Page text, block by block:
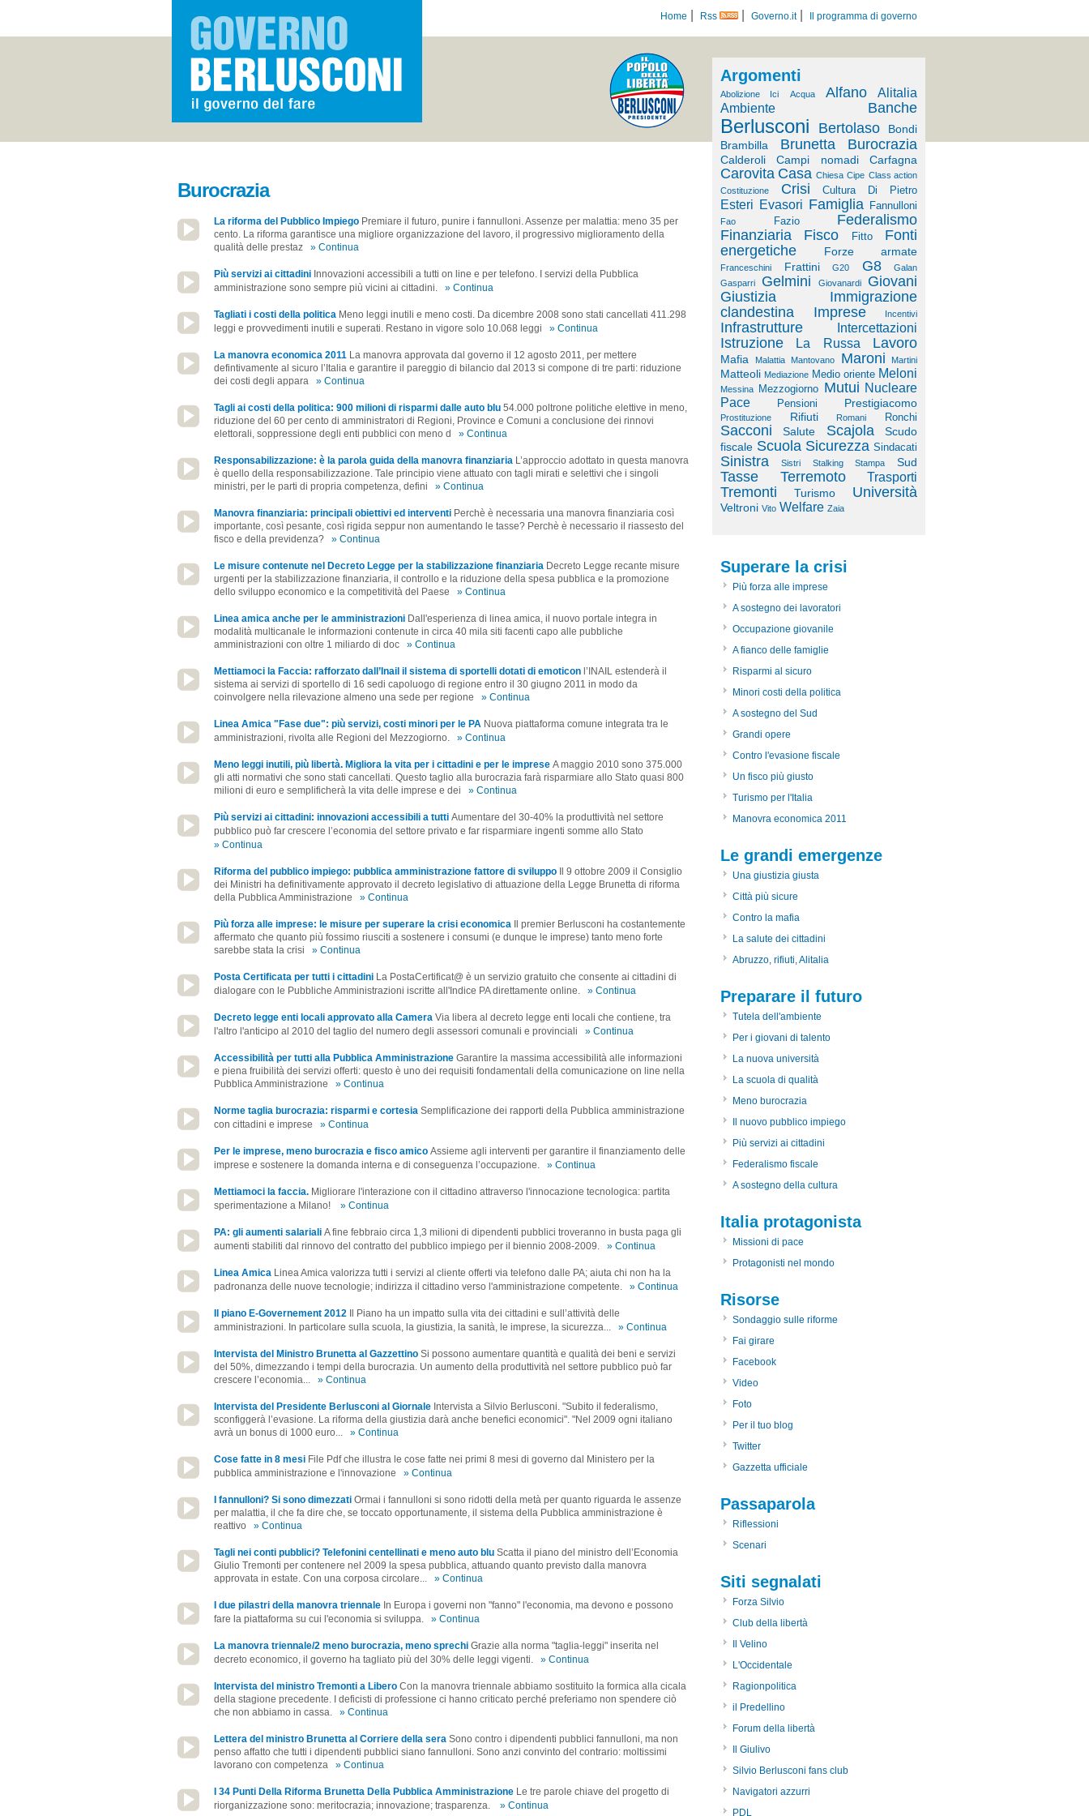
Home Rss Governo.it| Il programma di governo
Burocrazia
La riforma del Pubblico Impiego Premiare il futuro, punire i fannulloni. Assenze per malattia: meno 35 per
cento. La riforma garantisce una migliore organizzazione del lavoro, il progressivo miglioramento della
qualità delle prestaz
» Continua
Più servizi ai cittadini Innovazioni accessibili a tutti on line e per telefono. I servizi della Pubblica
amministrazione sono sempre più vicini ai cittadini.
» Continua
Tagliati i costi della politica Meno leggi inutili e meno costi. Da dicembre 2008 sono stati cancellati 411.298
leggi e provvedimenti inutili e superati. Restano in vigore solo 10.068 leggi
» Continua
La manovra economica 2011 La manovra approvata dal governo il 12 agosto 2011, per mettere
defintivamente al sicuro l’Italia e garantire il pareggio di bilancio dal 2013 si compone di tre parti: riduzione
dei costi degli appara
» Continua
Tagli ai costi della politica: 900 milioni di risparmi dalle auto blu 54.000 poltrone politiche elettive in meno,
riduzione del 60 per cento di amministratori di Regioni, Province e Comuni a conclusione dei rinnovi
elettorali, soppressione degli enti pubblici con meno d
» Continua
Responsabilizzazione: è la parola guida della manovra finanziaria L’approccio adottato in questa manovra
è quello della responsabilizzazione. Tale principio viene attuato con tagli mirati e selettivi che i singoli
ministri, per le parti di propria competenza, defini
» Continua
Manovra finanziaria: principali obiettivi ed interventi Perchè è necessaria una manovra finanziaria così
importante, così pesante, così rigida seppur non aumentando le tasse? Perchè è necessario il riassesto del
fisco e della previdenza?
» Continua
Le misure contenute nel Decreto Legge per la stabilizzazione finanziaria Decreto Legge recante misure
urgenti per la stabilizzazione finanziaria, il controllo e la riduzione della spesa pubblica e la promozione
dello sviluppo economico e la competitività del Paese
» Continua
Linea amica anche per le amministrazioni Dall'esperienza di linea amica, il nuovo portale integra in
modalità multicanale le informazioni contenute in circa 40 mila siti facenti capo alle pubbliche
amministrazioni con oltre 1 miliardo di doc
» Continua
Mettiamoci la Faccia: rafforzato dall’Inail il sistema di sportelli dotati di emoticon l’INAIL estenderà il
sistema ai servizi di sportello di 16 sedi capoluogo di regione entro il 30 giugno 2011 in modo da
coinvolgere nella rilevazione almeno una sede per regione
» Continua
Linea Amica "Fase due": più servizi, costi minori per le PA Nuova piattaforma comune integrata tra le
amministrazioni, rivolta alle Regioni del Mezzogiorno.
» Continua
Meno leggi inutili, più libertà. Migliora la vita per i cittadini e per le imprese A maggio 2010 sono 375.000
gli atti normativi che sono stati cancellati. Questo taglio alla burocrazia farà risparmiare allo Stato quasi 800
milioni di euro e semplificherà la vita delle imprese e dei
» Continua
Più servizi ai cittadini: innovazioni accessibili a tutti Aumentare del 30-40% la produttività nel settore
pubblico può far crescere l’economia del settore privato e far risparmiare ingenti somme allo Stato
» Continua
Riforma del pubblico impiego: pubblica amministrazione fattore di sviluppo
Il 9 ottobre 2009 il Consiglio
dei Ministri ha definitivamente approvato il decreto legislativo di attuazione della Legge Brunetta di riforma
della Pubblica Amministrazione
» Continua
Più forza alle imprese: le misure per superare la crisi economica
Il premier Berlusconi ha costantemente
affermato che quanto più fossimo riusciti a sostenere i consumi (e dunque le imprese) tanto meno forte
sarebbe stata la crisi
» Continua
Posta Certificata per tutti i cittadini La PostaCertificat@ è un servizio gratuito che consente ai cittadini di
dialogare con le Pubbliche Amministrazioni iscritte all'Indice PA direttamente online.
» Continua
Decreto legge enti locali approvato alla Camera Via libera al decreto legge enti locali che contiene, tra
l'altro l'anticipo al 2010 del taglio del numero degli assessori comunali e provinciali
» Continua
Accessibilità per tutti alla Pubblica Amministrazione Garantire la massima accessibilità alle informazioni
e piena fruibilità dei servizi offerti: questo è uno dei requisiti fondamentali della comunicazione on line nella
Pubblica Amministrazione
» Continua
Norme taglia burocrazia: risparmi e cortesia Semplificazione dei rapporti della Pubblica amministrazione
con cittadini e imprese
» Continua
Per le imprese, meno burocrazia e fisco amico Assieme agli interventi per garantire il finanziamento delle
imprese e sostenere la domanda interna e di conseguenza l’occupazione.
» Continua
Mettiamoci la faccia. Migliorare l'interazione con il cittadino attraverso l'innocazione tecnologica: partita
sperimentazione a Milano!
» Continua
PA: gli aumenti salariali A fine febbraio circa 1,3 milioni di dipendenti pubblici troveranno in busta paga gli
aumenti stabiliti dal rinnovo del contratto del pubblico impiego per il biennio 2008-2009.
» Continua
Linea Amica Linea Amica valorizza tutti i servizi al cliente offerti via telefono dalle PA; aiuta chi non ha la
padronanza delle nuove tecnologie; indirizza il cittadino verso l'amministrazione competente.
» Continua
Il piano E-Governement 2012
Il Piano ha un impatto sulla vita dei cittadini e sull’attività delle
amministrazioni. In particolare sulla scuola, la giustizia, la sanità, le imprese, la sicurezza...
» Continua
Intervista del Ministro Brunetta al Gazzettino Si possono aumentare quantità e qualità dei beni e servizi
del 50%, dimezzando i tempi della burocrazia. Un aumento della produttività nel settore pubblico può far
crescere l’economia...
» Continua
Intervista del Presidente Berlusconi al Giornale Intervista a Silvio Berlusconi. "Subito il federalismo,
sconfiggerà l’evasione. La riforma della giustizia darà anche benefici economici". "Nel 2009 ogni italiano
avrà un bonus di 1000 euro...
» Continua
Cose fatte in 8 mesi File Pdf che illustra le cose fatte nei primi 8 mesi di governo dal Ministero per la
pubblica amministrazione e l'innovazione
» Continua
I fannulloni? Si sono dimezzati Ormai i fannulloni si sono ridotti della metà per quanto riguarda le assenze
per malattia, il che fa dire che, se toccato opportunamente, il sistema della Pubblica amministrazione è
reattivo
» Continua
Tagli nei conti pubblici? Telefonini centellinati e meno auto blu Scatta il piano del ministro dell’Economia
Giulio Tremonti per contenere nel 2009 la spesa pubblica, attuando quanto previsto dalla manovra
approvata in estate. Con una corposa circolare...
» Continua
I due pilastri della manovra triennale In Europa i governi non "fanno" l'economia, ma devono e possono
fare la piattaforma su cui l'economia si sviluppa.
» Continua
La manovra triennale/2 meno burocrazia, meno sprechi Grazie alla norma "taglia-leggi" inserita nel
decreto economico, il governo ha tagliato più del 30% delle leggi vigenti.
» Continua
Intervista del ministro Tremonti a Libero Con la manovra triennale abbiamo sostituito la formica alla cicala
della stagione precedente. I deficisti di professione ci hanno criticato perché preferiamo non spendere ciò
che non abbiamo in cassa.
» Continua
Lettera del ministro Brunetta al Corriere della sera Sono contro i dipendenti pubblici fannulloni, ma non
penso affatto che tutti i dipendenti pubblici siano fannulloni. Sono anzi convinto del contrario: moltissimi
lavorano con competenza
» Continua
I 34 Punti Della Riforma Brunetta Della Pubblica Amministrazione Le tre parole chiave del progetto di
riorganizzazione sono: meritocrazia; innovazione; trasparenza.
» Continua
Argomenti
Abolizione Ici Acqua Alfano
Alitalia
Ambiente
Banche
Berlusconi Bertolaso
Bondi
Brambilla
Brunetta Burocrazia
Calderoli Campi nomadi Carfagna
Carovita Casa Chiesa Cipe Class action
Costituzione
Crisi Cultura Di Pietro
Esteri Evasori Famiglia Fannulloni
Fao Fazio
Federalismo
Finanziaria
Fisco Fitto
Fonti
energetiche
Forze armate
Franceschini Frattini G20 G8
Galan
Gasparri
Gelmini Giovanardi
Giovani
Giustizia
Immigrazione
clandestina
Imprese Incentivi
Infrastrutture Intercettazioni
Istruzione La Russa Lavoro
Mafia Malattia Mantovano Maroni Martini
Matteoli Mediazione Medio oriente Meloni
Messina Mezzogiorno Mutui Nucleare
Pace
Pensioni Prestigiacomo
Prostituzione Rifiuti Romani Ronchi
Sacconi Salute Scajola
Scudo
fiscale Scuola Sicurezza Sindacati
Sinistra Sistri Stalking Stampa Sud
Tasse Terremoto Trasporti
Tremonti Turismo Università
Veltroni Vito Welfare Zaia
Superare la crisi
Più forza alle imprese
A sostegno dei lavoratori
Occupazione giovanile
A fianco delle famiglie
Risparmi al sicuro
Minori costi della politica
A sostegno del Sud
Grandi opere
Contro l'evasione fiscale
Un fisco più giusto
Turismo per l'Italia
Manovra economica 2011
Le grandi emergenze
Una giustizia giusta
Città più sicure
Contro la mafia
La salute dei cittadini
Abruzzo, rifiuti, Alitalia
Preparare il futuro
Tutela dell'ambiente
Per i giovani di talento
La nuova università
La scuola di qualità
Meno burocrazia
Il nuovo pubblico impiego
Più servizi ai cittadini
Federalismo fiscale
A sostegno della cultura
Italia protagonista
Missioni di pace
Protagonisti nel mondo
Risorse
Sondaggio sulle riforme
Fai girare
Facebook
Video
Foto
Per il tuo blog
Twitter
Gazzetta ufficiale
Passaparola
Riflessioni
Scenari
Siti segnalati
Forza Silvio
Club della libertà
Il Velino
L'Occidentale
Ragionpolitica
il Predellino
Forum della libertà
Il Giulivo
Silvio Berlusconi fans club
Navigatori azzurri
PDL